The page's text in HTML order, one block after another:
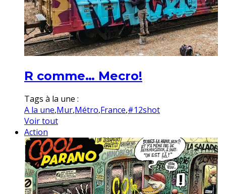
R comme… Mecro!
Tags à la une :
A la une,Mur,Métro,France,#12shot
Voir tout
Action